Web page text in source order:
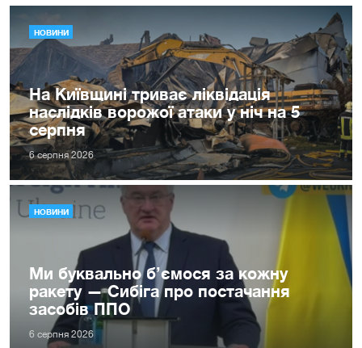
НОВИНИ
На Київщині триває ліквідація
наслідків ворожої атаки у ніч на 5
серпня
6 серпня 2026
НОВИНИ
Ми буквально б’ємося за кожну
ракету — Сибіга про постачання
засобів ППО
6 серпня 2026